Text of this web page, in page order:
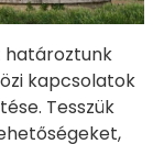
határoztunk
kapcsolatok
Tesszük